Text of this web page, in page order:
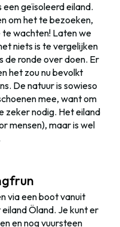
een geïsoleerd eiland.
om het te bezoeken,
wachten! Laten we
niets is te vergelijken
de ronde over doen. Er
het zou nu bevolkt
De natuur is sowieso
mee, want om
zeker nodig. Het eiland
mensen), maar is wel
via een boot vanuit
Öland. Je kunt er
en nog vuursteen